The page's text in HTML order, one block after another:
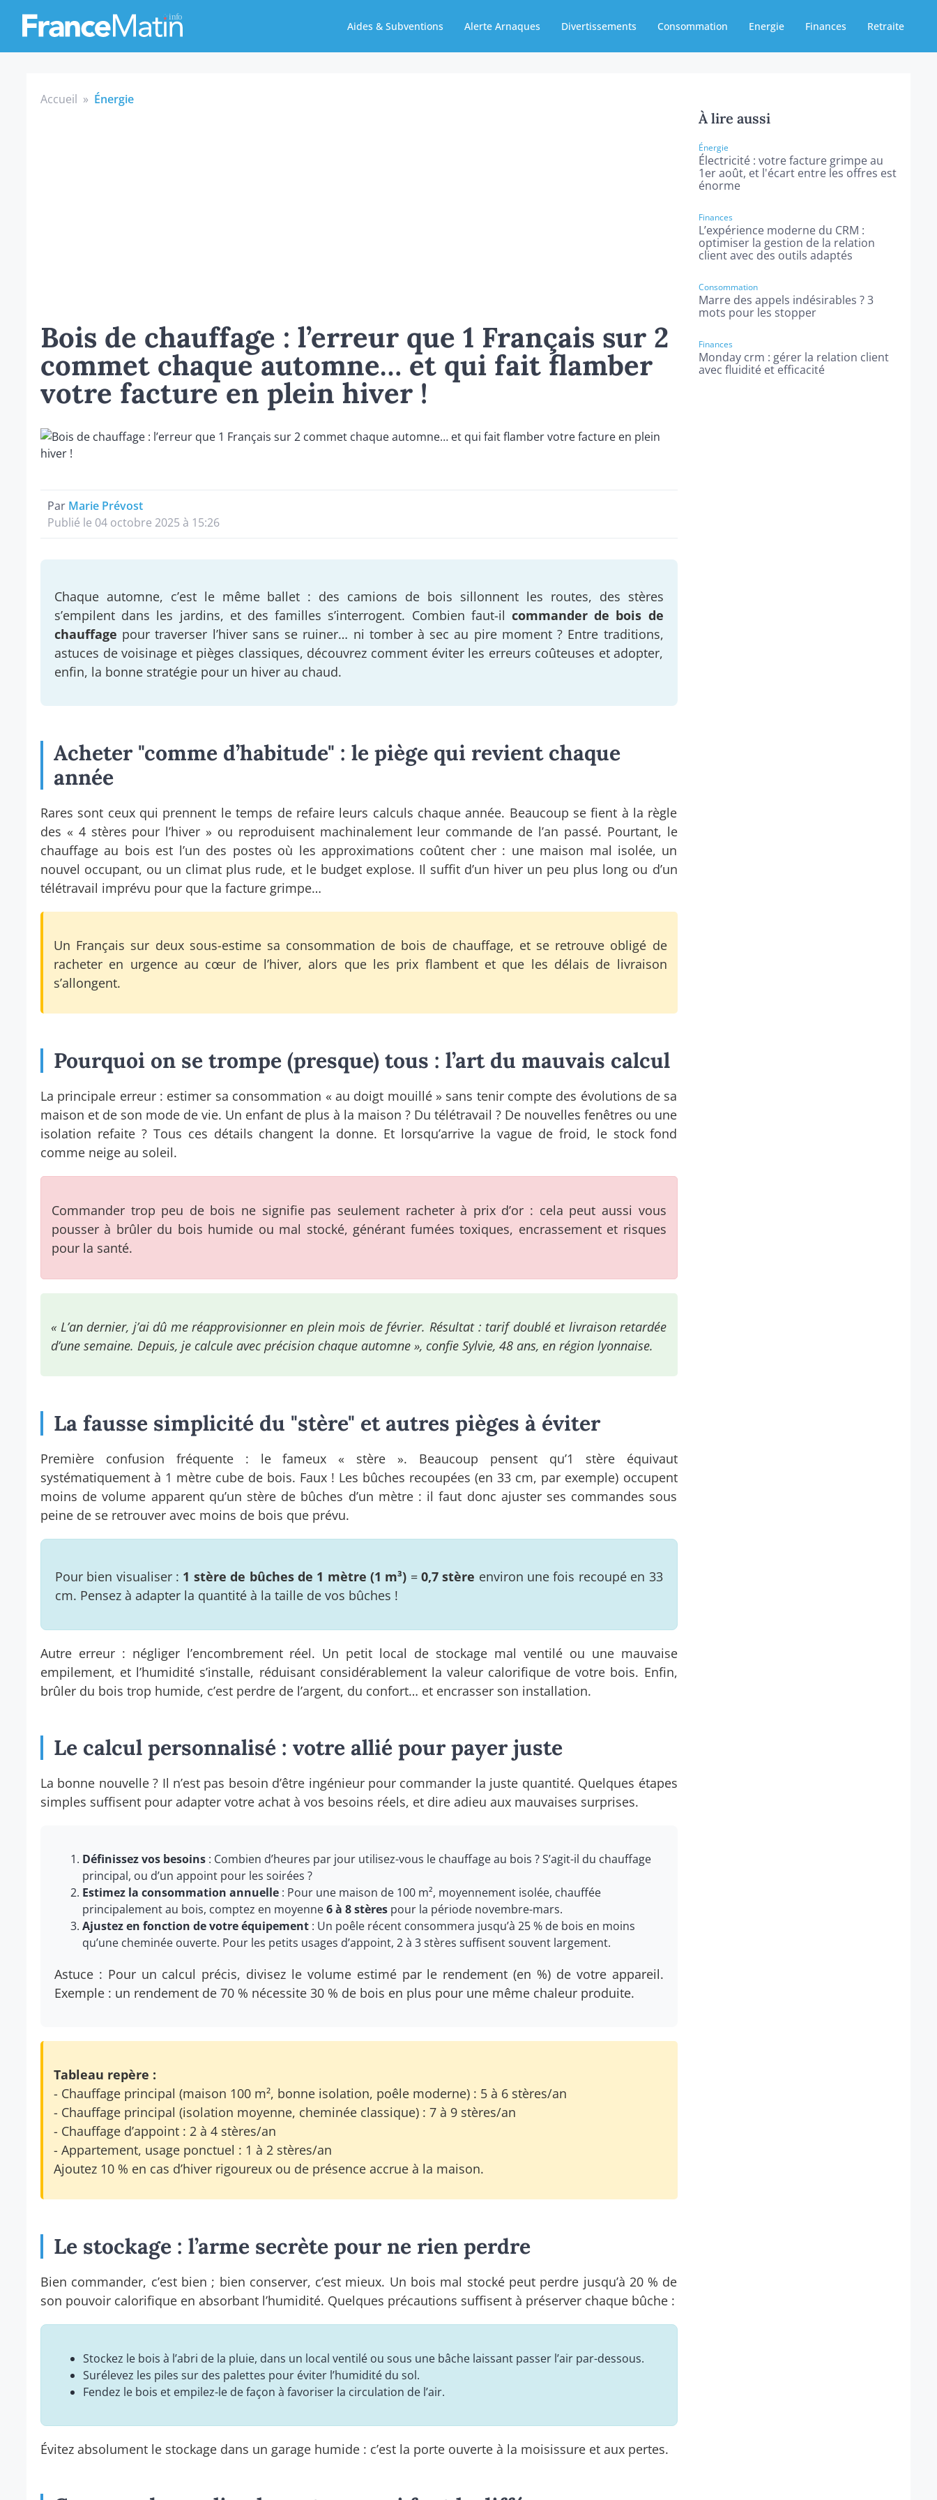
Aides & Subventions Alerte Arnaques Divertissements Consommation Energie Finances Retraite
Accueil » Énergie
Bois de chauffage : l’erreur que 1 Français sur 2
commet chaque automne… et qui fait flamber
votre facture en plein hiver !
Par Marie Prévost
Publié le 04 octobre 2025 à 15:26
Chaque automne, c’est le même ballet : des camions de bois sillonnent les routes, des stères
s’empilent dans les jardins, et des familles s’interrogent. Combien faut-il commander de bois de
chauffage pour traverser l’hiver sans se ruiner… ni tomber à sec au pire moment ? Entre traditions,
astuces de voisinage et pièges classiques, découvrez comment éviter les erreurs coûteuses et adopter,
enfin, la bonne stratégie pour un hiver au chaud.
Acheter "comme d’habitude" : le piège qui revient chaque
année
Rares sont ceux qui prennent le temps de refaire leurs calculs chaque année. Beaucoup se fient à la règle
des « 4 stères pour l’hiver » ou reproduisent machinalement leur commande de l’an passé. Pourtant, le
chauffage au bois est l’un des postes où les approximations coûtent cher : une maison mal isolée, un
nouvel occupant, ou un climat plus rude, et le budget explose. Il suffit d’un hiver un peu plus long ou d’un
télétravail imprévu pour que la facture grimpe…
Un Français sur deux sous-estime sa consommation de bois de chauffage, et se retrouve obligé de
racheter en urgence au cœur de l’hiver, alors que les prix flambent et que les délais de livraison
s’allongent.
Pourquoi on se trompe (presque) tous : l’art du mauvais calcul
La principale erreur : estimer sa consommation « au doigt mouillé » sans tenir compte des évolutions de sa
maison et de son mode de vie. Un enfant de plus à la maison ? Du télétravail ? De nouvelles fenêtres ou une
isolation refaite ? Tous ces détails changent la donne. Et lorsqu’arrive la vague de froid, le stock fond
comme neige au soleil.
Commander trop peu de bois ne signifie pas seulement racheter à prix d’or : cela peut aussi vous
pousser à brûler du bois humide ou mal stocké, générant fumées toxiques, encrassement et risques
pour la santé.
« L’an dernier, j’ai dû me réapprovisionner en plein mois de février. Résultat : tarif doublé et livraison retardée
d’une semaine. Depuis, je calcule avec précision chaque automne », confie Sylvie, 48 ans, en région lyonnaise.
La fausse simplicité du "stère" et autres pièges à éviter
Première confusion fréquente : le fameux « stère ». Beaucoup pensent qu’1 stère équivaut
systématiquement à 1 mètre cube de bois. Faux ! Les bûches recoupées (en 33 cm, par exemple) occupent
moins de volume apparent qu’un stère de bûches d’un mètre : il faut donc ajuster ses commandes sous
peine de se retrouver avec moins de bois que prévu.
Pour bien visualiser : 1 stère de bûches de 1 mètre (1 m³) =0,7 stère environ une fois recoupé en 33
cm. Pensez à adapter la quantité à la taille de vos bûches !
Autre erreur : négliger l’encombrement réel. Un petit local de stockage mal ventilé ou une mauvaise
empilement, et l’humidité s’installe, réduisant considérablement la valeur calorifique de votre bois. Enfin,
brûler du bois trop humide, c’est perdre de l’argent, du confort… et encrasser son installation.
Le calcul personnalisé : votre allié pour payer juste
La bonne nouvelle ? Il n’est pas besoin d’être ingénieur pour commander la juste quantité. Quelques étapes
simples suffisent pour adapter votre achat à vos besoins réels, et dire adieu aux mauvaises surprises.
Définissez vos besoins : Combien d’heures par jour utilisez-vous le chauffage au bois ? S’agit-il du chauffage
principal, ou d’un appoint pour les soirées ?
Estimez la consommation annuelle : Pour une maison de 100 m², moyennement isolée, chauffée
principalement au bois, comptez en moyenne6 à 8 stères pour la période novembre-mars.
Ajustez en fonction de votre équipement : Un poêle récent consommera jusqu’à 25 % de bois en moins
qu’une cheminée ouverte. Pour les petits usages d’appoint, 2 à 3 stères suffisent souvent largement.
Astuce : Pour un calcul précis, divisez le volume estimé par le rendement (en %) de votre appareil.
Exemple : un rendement de 70 % nécessite 30 % de bois en plus pour une même chaleur produite.
Tableau repère :
- Chauffage principal (maison 100 m², bonne isolation, poêle moderne) : 5 à 6 stères/an
- Chauffage principal (isolation moyenne, cheminée classique) : 7 à 9 stères/an
- Chauffage d’appoint : 2 à 4 stères/an
- Appartement, usage ponctuel : 1 à 2 stères/an
Ajoutez 10 % en cas d’hiver rigoureux ou de présence accrue à la maison.
Le stockage : l’arme secrète pour ne rien perdre
Bien commander, c’est bien ; bien conserver, c’est mieux. Un bois mal stocké peut perdre jusqu’à 20 % de
son pouvoir calorifique en absorbant l’humidité. Quelques précautions suffisent à préserver chaque bûche :
Stockez le bois à l’abri de la pluie, dans un local ventilé ou sous une bâche laissant passer l’air par-dessous.
Surélevez les piles sur des palettes pour éviter l’humidité du sol.
Fendez le bois et empilez-le de façon à favoriser la circulation de l’air.
Évitez absolument le stockage dans un garage humide : c’est la porte ouverte à la moisissure et aux pertes.
À lire aussi
Énergie
Électricité : votre facture grimpe au
1er août, et l'écart entre les offres est
énorme
Finances
L’expérience moderne du CRM :
optimiser la gestion de la relation
client avec des outils adaptés
Consommation
Marre des appels indésirables ? 3
mots pour les stopper
Finances
Monday crm : gérer la relation client
avec fluidité et efficacité